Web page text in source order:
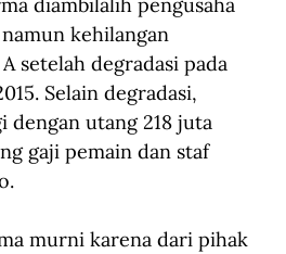
kehilangan
setelah degradasi pada
Selain degradasi,
dengan utang 218 juta
gaji pemain dan staf
murni karena dari pihak